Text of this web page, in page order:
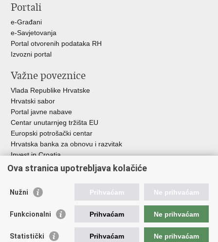
Facebooku
Portali
e-Građani
e-Savjetovanja
Portal otvorenih podataka RH
Izvozni portal
Važne poveznice
Vlada Republike Hrvatske
Hrvatski sabor
Portal javne nabave
Centar unutarnjeg tržišta EU
Europski potrošački centar
Hrvatska banka za obnovu i razvitak
Invest in Croatia
Europska banka za obnovu i razvoj
Središnja agencija za financiranje i ugovaranje
Institucije i javne ustanove u nadležnosti
Ministarstva
Agencija za ugljikovodike
Ova stranica upotrebljava kolačiće
Nužni Prihvaćam Ne prihvaćam
Funkcionalni Prihvaćam Ne prihvaćam
Statistički Prihvaćam Ne prihvaćam